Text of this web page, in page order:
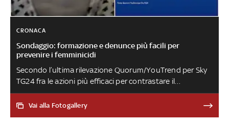
CRONACA
Sondaggio: formazione e denunce più facili per
prevenire i femminicidi
Secondo l’ultima rilevazione Quorum/YouTrend per Sky
TG24 fra le azioni più efficaci per contrastare il
femminicidio, le due opzioni più indicate (26% ciascuna)
sono state l’introduzione dell’educazione di genere nelle
Vai alla Fotogallery